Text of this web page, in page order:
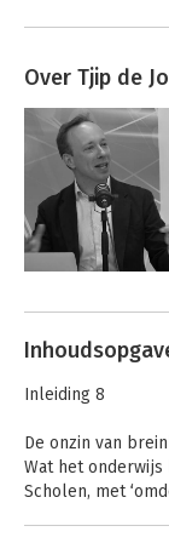
Over Tjip de
Andere
Inleiding 8
De onzin van
Wat het onderwijs
Scholen, met